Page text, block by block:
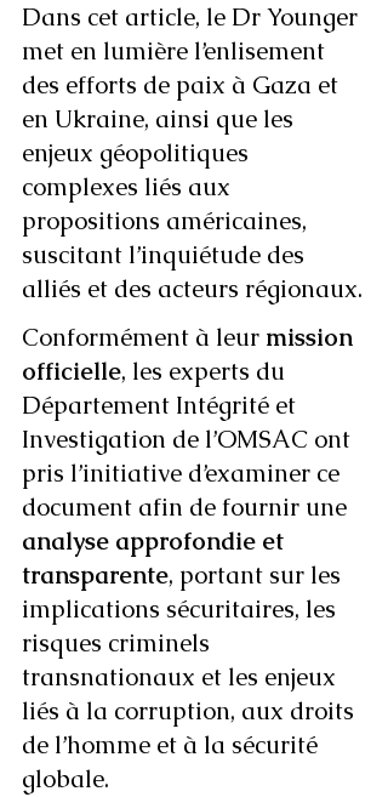
Dans cet article, le Dr Younger
met en lumière l’enlisement
des efforts de paix à Gaza et
en Ukraine, ainsi que les
enjeux géopolitiques
complexes liés aux
propositions américaines,
suscitant l’inquiétude des
alliés et des acteurs régionaux.
Conformément à leur mission
officielle, les experts du
Département Intégrité et
Investigation de l’OMSAC ont
pris l’initiative d’examiner ce
document afin de fournir une
analyse approfondie et
transparente, portant sur les
implications sécuritaires, les
risques criminels
transnationaux et les enjeux
liés à la corruption, aux droits
de l’homme et à la sécurité
globale.